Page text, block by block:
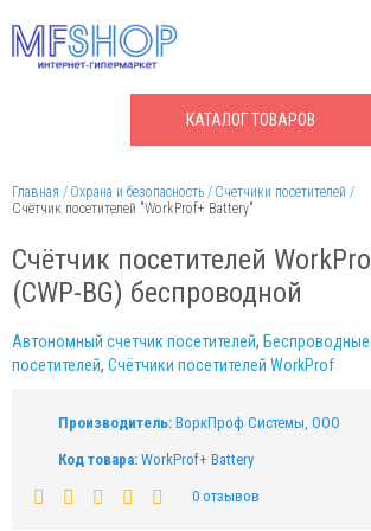
КАТАЛОГТОВАРОВ
Главная Охрана и безопасность
Счетчики посетителей
Счётчик посетителей "WorkProf+ Battery"
Счётчик посетителей
(CWP-BG) беспроводной
Автономный счетчик посетителей, Беспроводные
посетителей, Счётчики посетителей WorkProf
Производитель: ВоркПроф Системы, ООО
Код товара: WorkProf+ Battery
0 отзывов